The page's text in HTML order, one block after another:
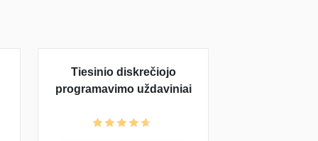
Tiesinio diskrečiojo
programavimo uždaviniai